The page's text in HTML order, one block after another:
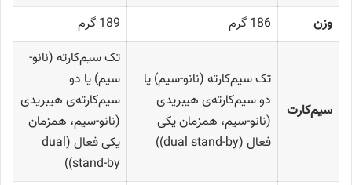
وزن
186 گرم 189 گرم
سیم‌کارت
تک سیم‌کارته (نانو-سیم) یا
دو سیم‌کارته‌ی هیبریدی
(نانو-سیم، همزمان یکی
فعال (dual stand-by))
تک سیم‌کارته (نانو-
سیم) یا دو
سیم‌کارته‌ی هیبریدی
(نانو-سیم، همزمان
یکی فعال (dual
stand-by))